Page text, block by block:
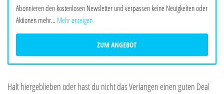
Abonnieren den kostenlosen Newsletter und verpassen keine Neuigkeiten oder
Aktionen mehr... Mehr anzeigen
ZUM ANGEBOT
Halt hiergeblieben oder hast du nicht das Verlangen einen guten Deal